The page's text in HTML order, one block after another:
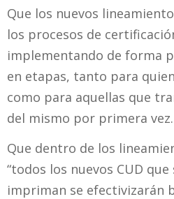
Que los nuevos
los procesos de
implementando de forma
en etapas, tanto para
como para aquellas que
del mismo por primera vez.
Que dentro de los
“todos los nuevos CUD
impriman se efectivizarán